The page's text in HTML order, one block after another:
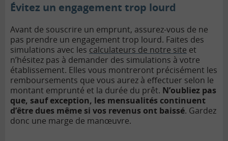
Évitez un engagement trop lourd
Avant de souscrire un emprunt, assurez-vous de ne
pas prendre un engagement trop lourd. Faites des
simulations avec les calculateurs de notre site et
n’hésitez pas à demander des simulations à votre
établissement. Elles vous montreront précisément les
remboursements que vous aurez à effectuer selon le
montant emprunté et la durée du prêt. N’oubliez pas
que, sauf exception, les mensualités continuent
d’être dues même si vos revenus ont baissé. Gardez
donc une marge de manœuvre.